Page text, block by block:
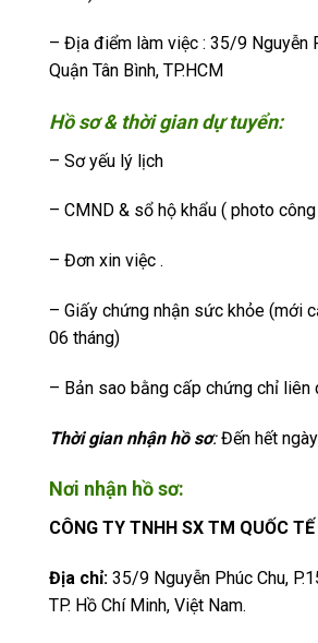
– Địa điểm làm việc : 35/9 Nguyễn
Quận Tân Bình, TP.HCM
Hồ sơ & thời gian dự tuyển:
– Sơ yếu lý lịch
– CMND & sổ hộ khẩu ( photo
– Đơn xin việc .
– Giấy chứng nhận sức khỏe (mới
06 tháng)
– Bản sao bằng cấp chứng chỉ liên
Thời gian nhận hồ sơ:Đến hết
Nơi nhận hồ sơ:
CÔNG TY TNHH SX TM QUỐC
Địa chỉ: 35/9 Nguyễn Phúc Chu,
TP. Hồ Chí Minh, Việt Nam.